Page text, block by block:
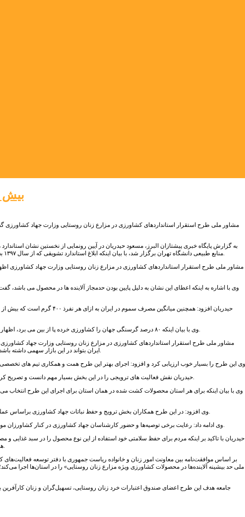
بیش از ۳۰۰ محصول کشاورزی
به گزارش پایگاه خبری پیشتازان البرز، مسعود حیدریان در آیین رونمایی از نخستین نشان
منابع طبیعی دانشگاه تهران برگزار شد، با بیان اینکه ابلاغ استاندارد تشویقی که از سال ۱۳۹۷ به استان ها ابلاغ شد، افزود: در نخستین سال ابلاغ این طرح در ۳۲ استان ۳۲ محصول استانداردسازی شد.
وی با اشاره به اینکه اعطای این نشان به دلیل پایین بودن حدمجاز آلاینده ها در محصول می
حیدریان افزود: همچنین
وی با بیان اینکه ۸۰ درصد گرسنگی جهان را کشاورزی خرده پا از بین می برد، اظهار داشت: ۳۰ درصد محصولات کشاورزی ایران که در دنیا که معادل ۸۰ میلیارد دلار است، ضایعات می شود.
مشاور ملی طرح استقرار استانداردهای کشاورزی در مزارع زنان روستایی وزارت جهاد کشاورزی
ایران بتواند در این بازار سهمی داشته باشد، بحث برندسازی و بسته بندی محصولات کشاورزی آغاز شد و تاکنون ۲۵ برند کشاورزی ثبت شده است.
حیدریان نقش فعالیت های ترویجی را در این بخش بسیار مهم دانست و تصریح کرد: این طرح در راستای ارتقای سلامت جامعه در استان‌های مختلف کشور کلید خورده و در حال اجراست.
وی با بیان اینکه برای هر استان محصولات کشت شده در همان استان برای اجرای این طرح انتخاب
وی افزود: در این طرح همکاران بخش ترویج و حفظ نباتات جهاد کشاورزی براساس عملیات کشاورزی و تلفیقی و دستورالعمل‌های حدمجاز بیشینه آفت‌کش‌ها، مزارع پایلوت را انتخاب کرده‌اند.
وی ادامه داد: رعایت برخی توصیه‌ها و حضور کارشناسان جهاد کشاورزی در کنار کشاورزان موجب شده که محصول تولیدی استاندارد بوده و کود و سموم استفاده شده در آن محصول در حدمجاز باشد.
حیدریان با تاکید بر اینکه مردم برای حفظ سلامتی خود استفاده از این نوع محصول را در سبد غذایی
هستند تا تمام دستورالعمل‌ها و راهنمایی لازم را در رابطه با استقرار استانداردها به آنان آموزش داده شود.
بر اساس موافقت‌نامه بین معاونت امور زنان و خانواده ریاست جمهوری با دفتر توسعه
ملی حد بیشینه آلاینده‌ها در محصولات کشاورزی ویژه مزارع زنان روستایی» را در استان‌ها اجرا
جامعه هدف این طرح اعضای صندوق اعتبارات خرد زنان روستایی، تسهیل‌گران و زنان کارآفرین